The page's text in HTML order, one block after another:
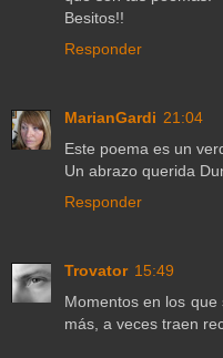
Besitos!!
Responder
MarianGardi 21:04
Este poema es un
Un abrazo querida
Responder
Trovator 15:49
Momentos en los
más, a veces traen